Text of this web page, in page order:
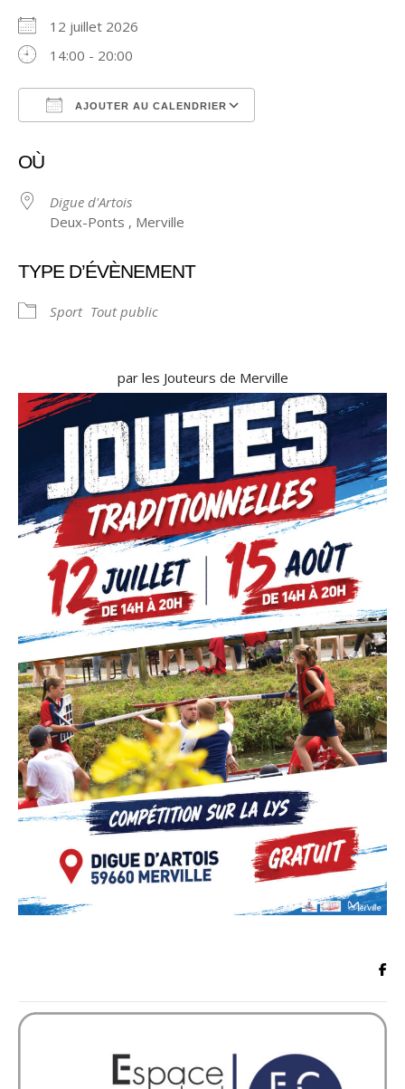
12 juillet 2026
14:00 - 20:00
AJOUTER AU CALENDRIER
OÙ
Digue d'Artois
Deux-Ponts , Merville
TYPE D’ÉVÈNEMENT
Sport Tout public
par les Jouteurs de Merville